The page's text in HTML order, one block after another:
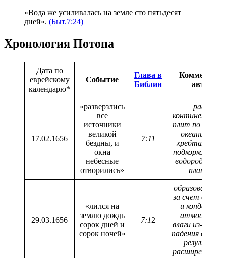
«Вода же усиливалась на земле сто пятьдесят
дней». (Быт.7:24)
Хронология Потопа
Дата по
еврейскому
календарю*
Событие
Глава в
Библии
автора
17.02.1656
«разверзлись
все
источники
великой
бездны, и
окна
небесные
отворились»
7:11
раскол
плит по
хребтам,
подкорковых
водорода из
планеты
29.03.1656
«лился на
землю дождь
сорок дней и
сорок ночей»
7:12
образование
за счет
и
влаги из-за
падения
результате
расширения